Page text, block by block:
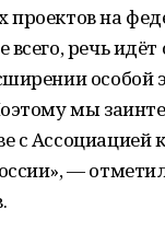
проектов на
всего, речь
особой
мы
с Ассоциацией
—